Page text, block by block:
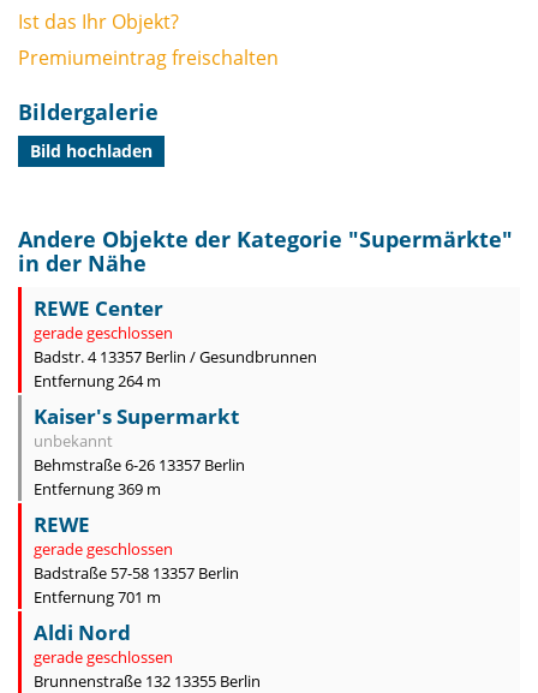
Ist das Ihr Objekt?
Premiumeintrag freischalten
Bildergalerie
Bild hochladen
Andere Objekte der Kategorie "Supermärkte"
in der Nähe
REWE Center
gerade geschlossen
Badstr. 4 13357 Berlin / Gesundbrunnen
Entfernung 264 m
Kaiser's Supermarkt
unbekannt
Behmstraße 6-26 13357 Berlin
Entfernung 369 m
REWE
gerade geschlossen
Badstraße 57-58 13357 Berlin
Entfernung 701 m
Aldi Nord
gerade geschlossen
Brunnenstraße 132 13355 Berlin